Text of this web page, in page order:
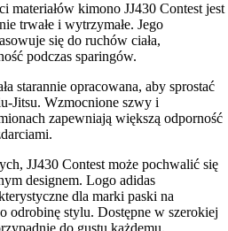
materiałów kimono JJ430 Contest jest
trwałe i wytrzymałe. Jego
się do ruchów ciała,
podczas sparingów.
starannie opracowana, aby sprostać
Jitsu. Wzmocnione szwy i
zapewniają większą odporność
JJ430 Contest może pochwalić się
designem. Logo adidas
dla marki paski na
odrobinę stylu. Dostępne w szerokiej